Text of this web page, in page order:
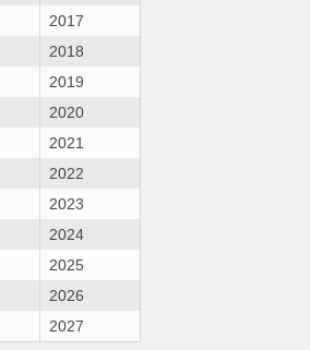
2017
2018
2019
2020
2021
2022
2023
2024
2025
2026
2027